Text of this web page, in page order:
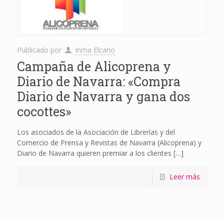
Publicado por Inma Elcano
Campaña de Alicoprena y
Diario de Navarra: «Compra
Diario de Navarra y gana dos
cocottes»
Los asociados de la Asociación de Librerías y del
Comercio de Prensa y Revistas de Navarra (Alicoprena) y
Diario de Navarra quieren premiar a los clientes […]
Leer más